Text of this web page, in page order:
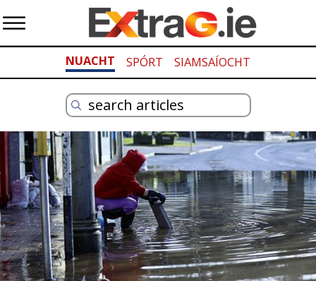
NUACHT SPÓRT SIAMSAÍOCHT